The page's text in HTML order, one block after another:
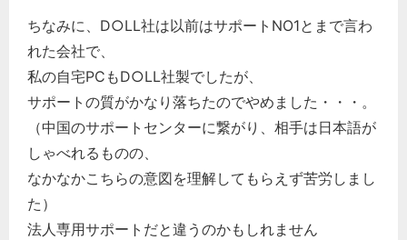
ちなみに、D○LL社は以前はサポートNO1とまで言わ
れた会社で、
私の自宅PCもD○LL社製でしたが、
サポートの質がかなり落ちたのでやめました・・・。
（中国のサポートセンターに繋がり、相手は日本語が
しゃべれるものの、
なかなかこちらの意図を理解してもらえず苦労しまし
た）
法人専用サポートだと違うのかもしれません